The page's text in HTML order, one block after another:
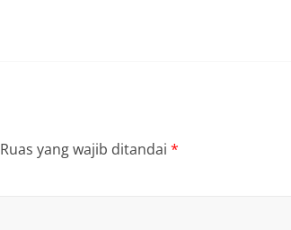
Ruas yang wajib ditandai *